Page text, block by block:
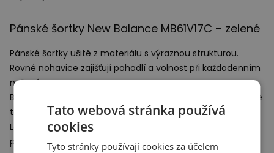
Pánské šortky New Balance MB61V17C – zelené
Pánské šortky ušité z materiálu s výraznou strukturou.
Rovné nohavice zajišťují pohodlí a volnost při každodenním
nošení.
Boční kapsy usnadňují uložení nezbytných předmětů, které
tak máte vždy po ruce.
Lehký stahovací pásek v pase umožňuje optimální
přizpůsobení šortek.
Tato webová stránka používá
cookies
Tyto stránky používají cookies za účelem